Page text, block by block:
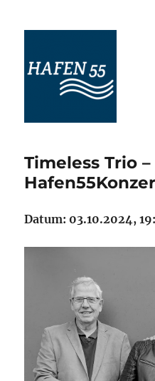
Ostfriesland
Timeless Trio –
Datum: 03.10.2024,